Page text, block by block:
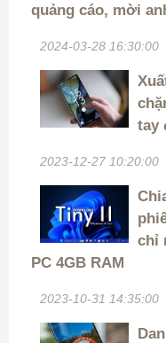
quảng cáo, mời
2024-03-28 16:30:00
tay
2023-12-27 10:20:00
chỉ
PC 4GB RAM
2023-10-31 14:35:00